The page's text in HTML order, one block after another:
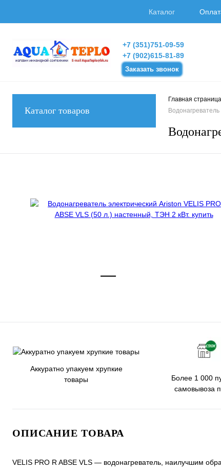
Каталог
+7 (351)751-09-59
+7 (902)615-81-89
Заказать звонок
Каталог товаров
Главная страница
Аккуратно упакуем хрупкие
товары
Более 1 000
самовывоза
ОПИСАНИЕ ТОВАРА
VELIS PRO R ABSE VLS — водонагреватель, наилучшим